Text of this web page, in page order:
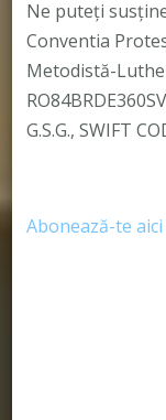
Ne puteți
Conventia
Metodistă-
G.S.G., SWIFT
Abonează-te